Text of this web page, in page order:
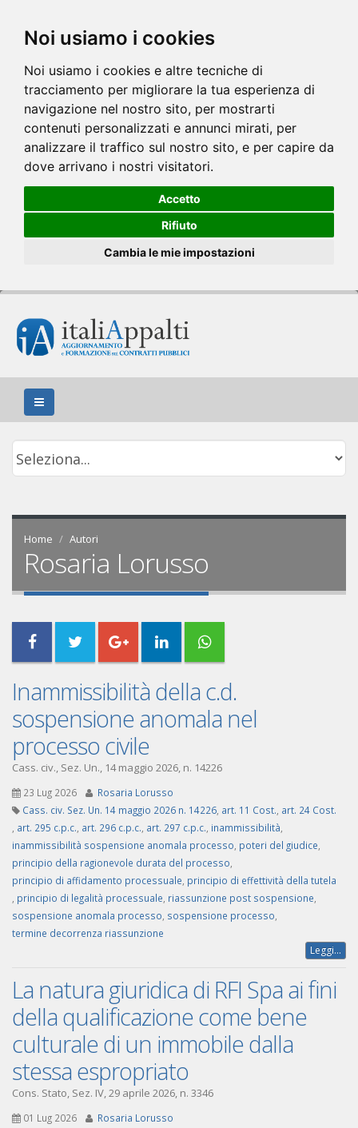
Noi usiamo i cookies
Noi usiamo i cookies e altre tecniche di
tracciamento per migliorare la tua esperienza di
navigazione nel nostro sito, per mostrarti
contenuti personalizzati e annunci mirati, per
analizzare il traffico sul nostro sito, e per capire da
dove arrivano i nostri visitatori.
Accetto
Rifiuto
Cambia le mie impostazioni
Home Autori
Rosaria Lorusso
Inammissibilità della c.d.
sospensione anomala nel
processo civile
Cass. civ., Sez. Un., 14 maggio 2026, n. 14226
23 Lug 2026
Rosaria Lorusso
Cass. civ. Sez. Un. 14 maggio 2026 n. 14226 art. 11 Cost. art. 24 Cost.
art. 295 c.p.c. art. 296 c.p.c. art. 297 c.p.c. inammissibilità
inammissibilità sospensione anomala processo poteri del giudice
principio della ragionevole durata del processo
principio di affidamento processuale principio di effettività della tutela
principio di legalità processuale riassunzione post sospensione
sospensione anomala processo sospensione processo
termine decorrenza riassunzione
Leggi...
La natura giuridica di RFI Spa ai fini
della qualificazione come bene
culturale di un immobile dalla
stessa espropriato
Cons. Stato, Sez. IV, 29 aprile 2026, n. 3346
01 Lug 2026
Rosaria Lorusso